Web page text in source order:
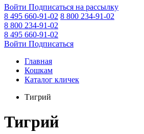
Войти Подписаться на рассылку
8 495 660-91-02 8 800 234-91-02
8 800 234-91-02
8 495 660-91-02
Войти Подписаться
Главная
Кошкам
Каталог кличек
Тигрий
Тигрий